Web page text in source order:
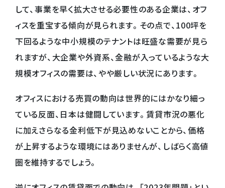
して、事業を早く拡大させる必要性のある企業は、オフ
ィスを重宝する傾向が見られます。その点で、100坪を
下回るような中小規模のテナントは旺盛な需要が見ら
れますが、大企業や外資系、金融が入っているような大
規模オフィスの需要は、やや厳しい状況にあります。
オフィスにおける売買の動向は世界的にはかなり細っ
ている反面、日本は健闘しています。賃貸市況の悪化
に加えさらなる金利低下が見込めないことから、価格
が上昇するような環境にはありませんが、しばらく高値
圏を維持するでしょう。